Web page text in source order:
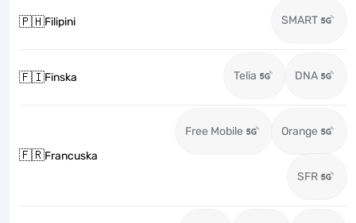
🇵🇭Filipini SMART
🇫🇮Finska Telia DNA
🇫🇷Francuska
Free Mobile Orange
SFR